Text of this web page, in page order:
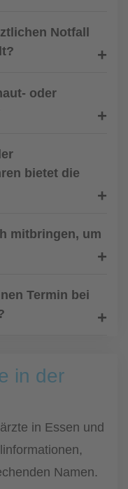
Notfall
oder
bietet die
mitbringen, um
Termin bei
in der
in Essen und
Namen.